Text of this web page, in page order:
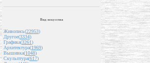
Вид искусства
Живопись(22953)
Другое(3334)
Графика(3261)
Архитектура(1969)
Вышивка(1048)
Скульптура(617)